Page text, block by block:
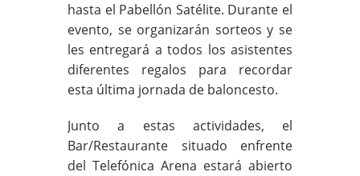
hasta el Pabellón Satélite. Durante el
evento, se organizarán sorteos y se
les entregará a todos los asistentes
diferentes regalos para recordar
esta última jornada de baloncesto.
Junto a estas actividades, el
Bar/Restaurante situado enfrente
del Telefónica Arena estará abierto